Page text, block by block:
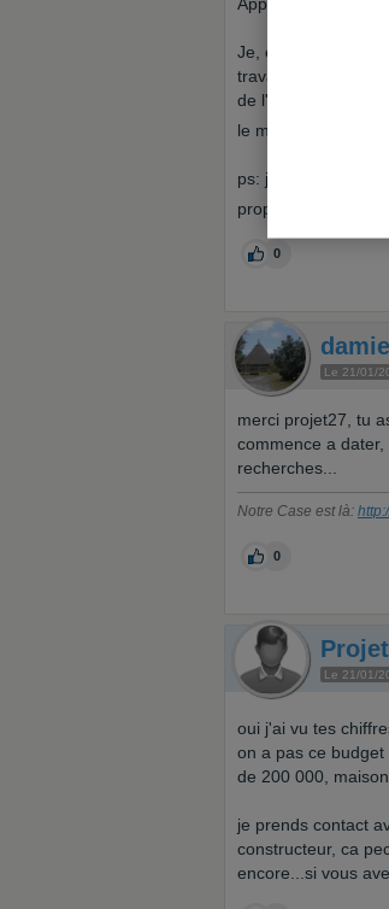
Je, enfin on,
travaille à Cergy.
de l'autoroute (il
le meilleur coin...
ps: j'ai lu ton topic
propreté dingue,
0
Le 21/01/
merci projet27, tu
commence a dater,
recherches...
Notre Case est là:
0
Le 21/01/
oui j'ai vu tes
on a pas ce
de 200 000,
je prends contact
constructeur, ca
encore...si vous